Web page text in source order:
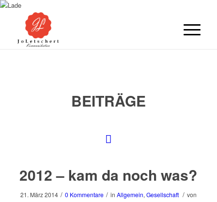
BEITRÄGE
2012 – kam da noch was?
21. März 2014 / 0 Kommentare / in Allgemein, Gesellschaft / von